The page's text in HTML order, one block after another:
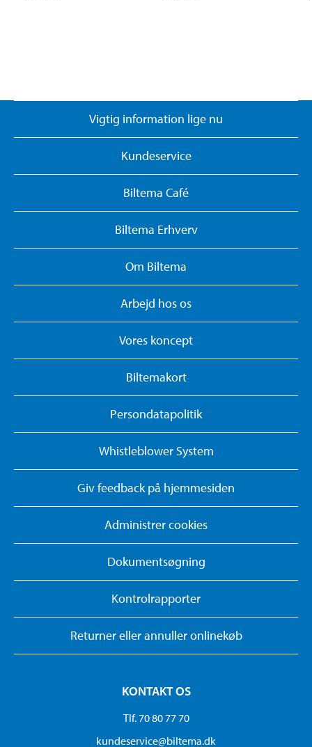
Vigtig information lige nu
Kundeservice
Biltema Café
Biltema Erhverv
Om Biltema
Arbejd hos os
Vores koncept
Biltemakort
Persondatapolitik
Whistleblower System
Giv feedback på hjemmesiden
Administrer cookies
Dokumentsøgning
Kontrolrapporter
Returner eller annuller onlinekøb
KONTAKT OS
Tlf. 70 80 77 70
kundeservice@biltema.dk